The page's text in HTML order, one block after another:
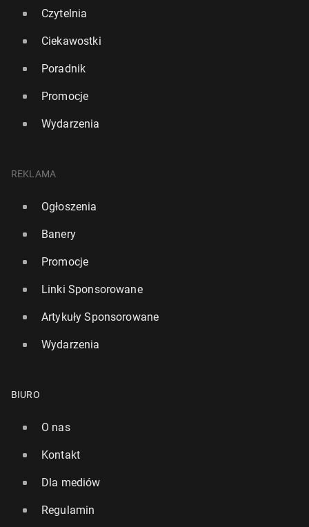
Czytelnia
Ciekawostki
Poradnik
Promocje
Wydarzenia
REKLAMA
Ogłoszenia
Banery
Promocje
Linki Sponsorowane
Artykuły Sponsorowane
Wydarzenia
BIURO
O nas
Kontakt
Dla mediów
Regulamin